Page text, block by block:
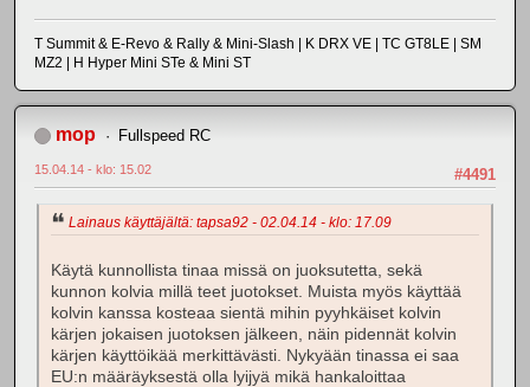
T Summit & E-Revo & Rally & Mini-Slash | K DRX VE | TC GT8LE | SM
MZ2 | H Hyper Mini STe & Mini ST
mop Fullspeed RC
#4491
15.04.14 - klo: 15.02
Lainaus käyttäjältä: tapsa92 - 02.04.14 - klo: 17.09
Käytä kunnollista tinaa missä on juoksutetta, sekä
kunnon kolvia millä teet juotokset. Muista myös käyttää
kolvin kanssa kosteaa sientä mihin pyyhkäiset kolvin
kärjen jokaisen juotoksen jälkeen, näin pidennät kolvin
kärjen käyttöikää merkittävästi. Nykyään tinassa ei saa
EU:n määräyksestä olla lyijyä mikä hankaloittaa